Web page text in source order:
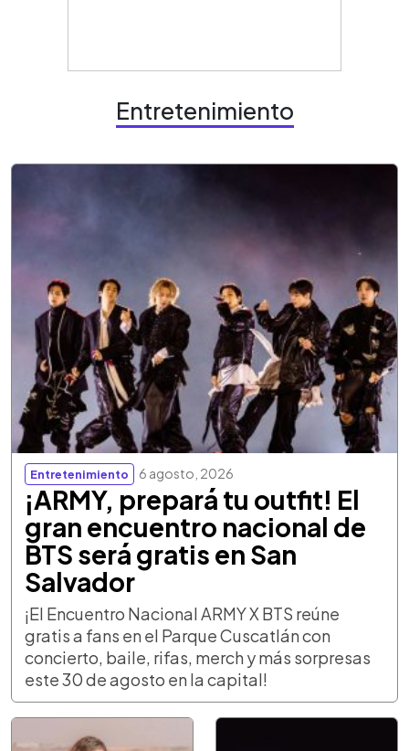
Entretenimiento
Entretenimiento 6 agosto, 2026
¡ARMY, prepará tu outfit! El
gran encuentro nacional de
BTS será gratis en San
Salvador
¡El Encuentro Nacional ARMY X BTS reúne
gratis a fans en el Parque Cuscatlán con
concierto, baile, rifas, merch y más sorpresas
este 30 de agosto en la capital!